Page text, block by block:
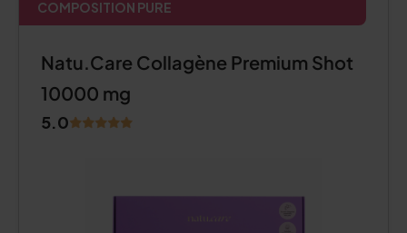
COMPOSITION PURE
Natu.Care Collagène Premium Shot
10000 mg
5.0